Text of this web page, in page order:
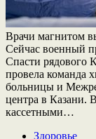
Врачи магнитом
Сейчас военный
Спасти рядового
провела команда
больницы и
центра в Казани.
кассетными…
Здоровье